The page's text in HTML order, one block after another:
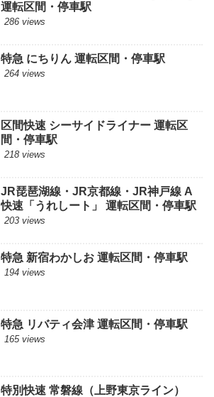
運転区間・停車駅
286 views
特急 にちりん 運転区間・停車駅
264 views
区間快速 シーサイドライナー 運転区
間・停車駅
218 views
JR琵琶湖線・JR京都線・JR神戸線 A
快速「うれしート」 運転区間・停車駅
203 views
特急 新宿わかしお 運転区間・停車駅
194 views
特急 リバティ会津 運転区間・停車駅
165 views
特別快速 常磐線（上野東京ライン）